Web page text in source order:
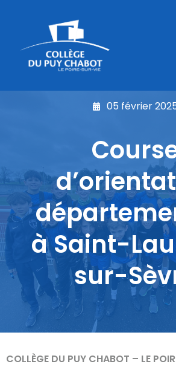
05 février
à Saint-
sur-
COLLÈGE DU PUY CHABOT – LE